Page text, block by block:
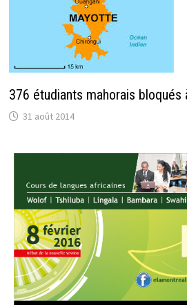
376 étudiants mahorais bloqués
31 août 2014